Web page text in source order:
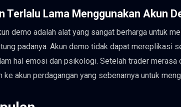
Terlalu Lama Menggunakan Akun
demo adalah alat yang sangat berharga untuk
padanya. Akun demo tidak dapat mereplikasi
hal emosi dan psikologi. Setelah trader
ke akun perdagangan yang sebenarnya untuk